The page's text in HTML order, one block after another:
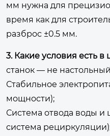
мм нужна для
время как для
разброс ±0.5 мм.
3. Какие условия есть в
станок — не
Стабильное
мощности);
Система отвода воды и
система